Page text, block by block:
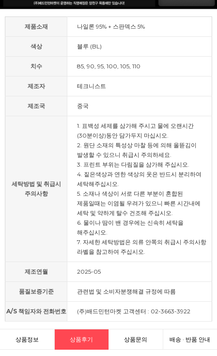
제품소재 나일론 95% + 스판덱스 5%
색상 블루 (BL)
치수 85, 90, 95, 100, 105, 110
제조자 테크니스트
제조국 중국
세탁방법 및 취급시
주의사항
1. 표백성 세제를 삼가해 주시고 물에 오랜시간
(30분이상)동안 담가두지 마십시오.
2. 원단 소재의 특성상 마찰 등에 의해 올뜯김이
발생할 수 있으니 취급시 주의하세요.
3. 프린트 부위는 다림질을 삼가해 주십시오.
4. 짙은색상과 연한 색상의 옷은 반드시 분리하여
세탁해주십시오.
5. 소재나 색상이 서로 다른 부분이 혼합된
제품일때는 이염될 우려가 있으니 빠른 시간내에
세탁 및 약하게 탈수 건조해 주십시오.
6. 물이나 땀이 밴 경우에는 신속히 세탁을
해주십시오.
7. 자세한 세탁방법은 의류 안쪽의 취급시 주의사항
라벨을 참고하여 주십시오.
제조연월 2025-05
품질보증기준 관련법 및 소비자분쟁해결 규정에 따름
A/S 책임자와 전화번호 (주)배드민턴마켓 고객센터 : 02-3663-3922
상품정보 상품후기 상품문의 배송 · 반품 안내